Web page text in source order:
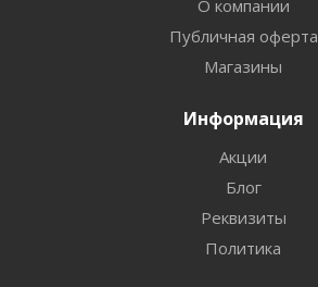
О компании
Публичная оферта
Магазины
Информация
Акции
Блог
Реквизиты
Политика